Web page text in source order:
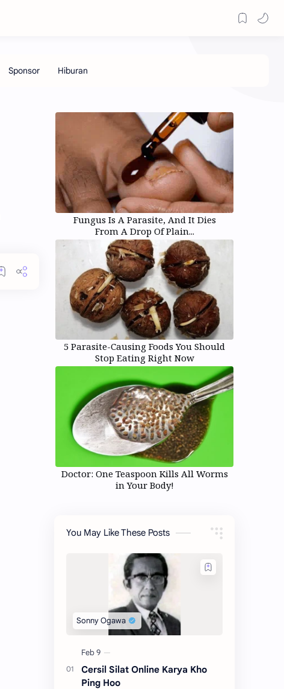
Fungus Is A Parasite, And It Dies
From A Drop Of Plain...
5 Parasite-Causing Foods You Should
Stop Eating Right Now
Doctor: One Teaspoon Kills All Worms
in Your Body!
You May Like These Posts
Cersil Silat Online Karya Kho
Ping Hoo